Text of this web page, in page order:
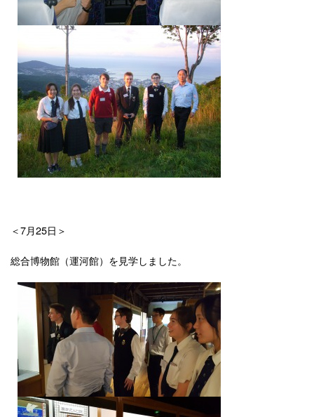
＜7月25日＞
総合博物館（運河館）を見学しました。